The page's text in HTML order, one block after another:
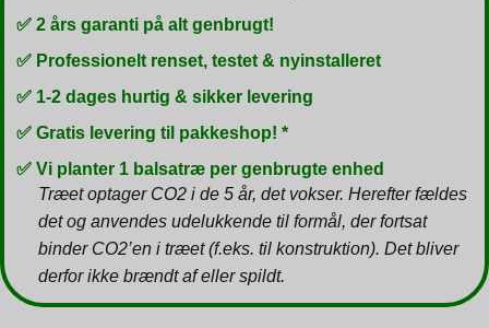
✅ 2 års garanti på alt genbrugt!
✅ Professionelt renset, testet & nyinstalleret
✅ 1-2 dages hurtig & sikker levering
✅ Gratis levering til pakkeshop! *
✅ Vi planter 1 balsatræ per genbrugte enhed
Træet optager CO2 i de 5 år, det vokser. Herefter fældes
det og anvendes udelukkende til formål, der fortsat
binder CO2’en i træet (f.eks. til konstruktion). Det bliver
derfor ikke brændt af eller spildt.